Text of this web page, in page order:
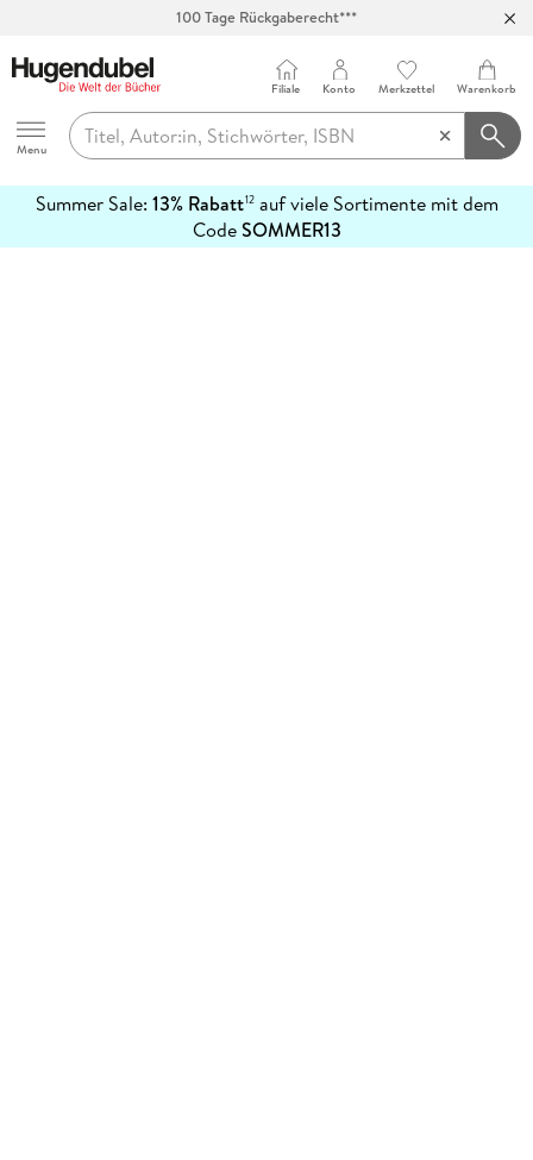
100 Tage Rückgaberecht***
Hugendubel
Menu
Filiale Konto Merkzettel Warenkorb
Summer Sale: 13% Rabatt12auf viele Sortimente mit dem
CodeSOMMER13
erfahren